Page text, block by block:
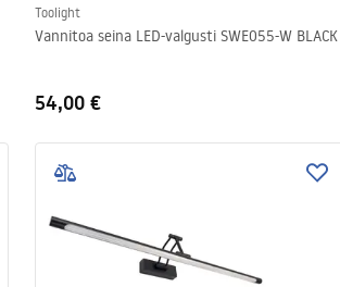
Toolight
Vannitoa seina LED-valgusti SWE055-W BLACK
54,00 €